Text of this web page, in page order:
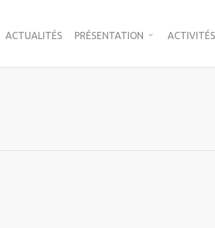
ACTUALITÉS PRÉSENTATION ACTIVITÉS